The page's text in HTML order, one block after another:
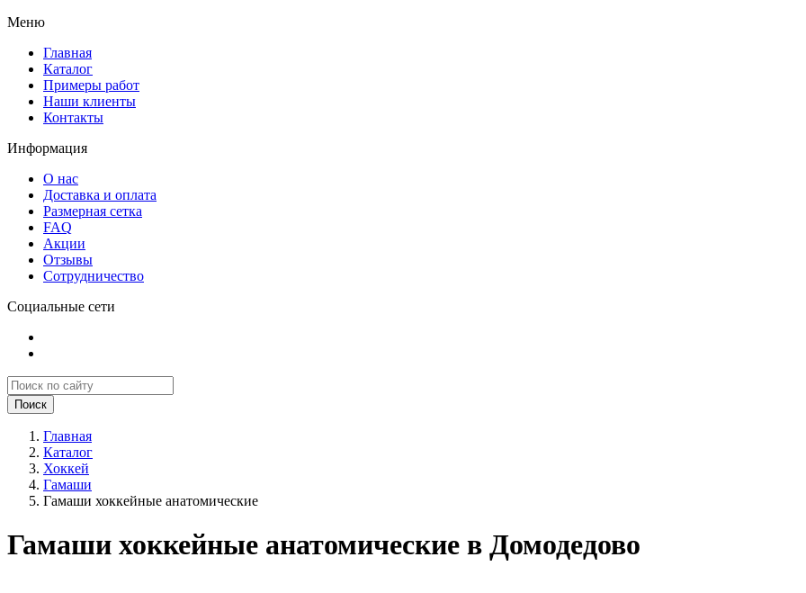
Меню
Главная
Каталог
Примеры работ
Наши клиенты
Контакты
Информация
О нас
Доставка и оплата
Размерная сетка
FAQ
Акции
Отзывы
Сотрудничество
Социальные сети
Поиск
Главная
Каталог
Хоккей
Гамаши
Гамаши хоккейные анатомические
Гамаши хоккейные анатомические в Домодедово